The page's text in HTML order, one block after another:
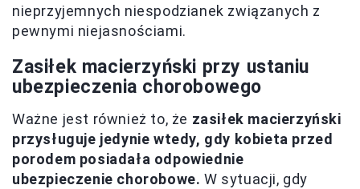
nieprzyjemnych niespodzianek związanych z
pewnymi niejasnościami.
Zasiłek macierzyński przy ustaniu
ubezpieczenia chorobowego
Ważne jest również to, że zasiłek macierzyński
przysługuje jedynie wtedy, gdy kobieta przed
porodem posiadała odpowiednie
ubezpieczenie chorobowe. W sytuacji, gdy